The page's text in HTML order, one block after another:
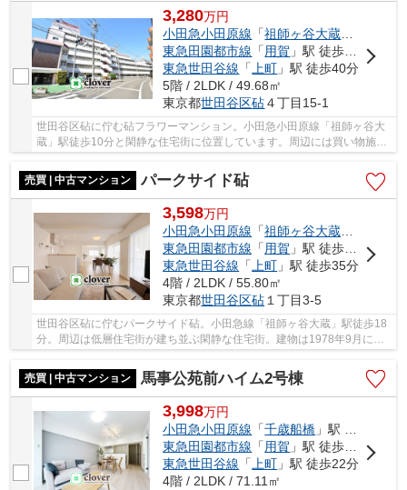
3,280万円
小田急小田原線 「祖師ヶ谷大蔵
東急田園都市線 「用賀 」駅 徒歩32分
東急世田谷線 「 上町 」駅 徒歩40分
5階 / 2LDK / 49.68㎡
東京都世田谷区砧４丁目15-1
世田谷区砧に佇む砧フラワーマンション。小田急小田原線「祖師ヶ谷大
蔵」駅徒歩10分と閑静な住宅街に位置しています。周辺には買い物施設
や保育園、子供に嬉しい公園等があり生活環境...
売買 | 中古マンション
パークサイド砧
3,598万円
小田急小田原線 「祖師ヶ谷大蔵」駅 徒歩
東急田園都市線 「用賀 」駅 徒歩27分
東急世田谷線 「上町 」駅 徒歩35分
4階 / 2LDK / 55.80㎡
東京都世田谷区砧１丁目3-5
世田谷区砧に佇むパークサイド砧。小田急線「祖師ヶ谷大蔵」駅徒歩18
分。周辺は低層住宅街が建ち並ぶ閑静な住宅街。建物は1978年9月に辰
売買 | 中古マンション
馬事公苑前ハイム2号棟
3,998万円
小田急小田原線 「千歳船橋 」駅 徒歩17分
東急田園都市線 「 用賀 」駅 徒歩20分
東急世田谷線 「 上町 」駅 徒歩22分
4階 / 2LDK / 71.11㎡